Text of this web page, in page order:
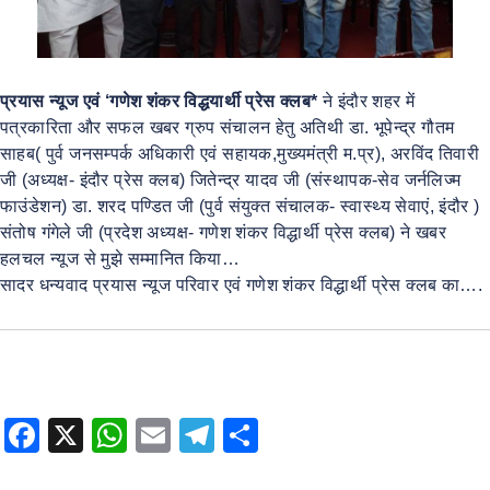
प्रयास न्यूज एवं ‘गणेश शंकर विद्धयार्थी प्रेस क्लब* ने इंदौर शहर में
पत्रकारिता और सफल खबर ग्रुप संचालन हेतु अतिथी डा. भूपेन्द्र गौतम
साहब( पुर्व जनसम्पर्क अधिकारी एवं सहायक,मुख्यमंत्री म.प्र), अरविंद तिवारी
जी (अध्यक्ष- इंदौर प्रेस क्लब) जितेन्द्र यादव जी (संस्थापक-सेव जर्नलिज्म
फाउंडेशन) डा. शरद पण्डित जी (पुर्व संयुक्त संचालक- स्वास्थ्य सेवाएं, इंदौर )
संतोष गंगेले जी (प्रदेश अध्यक्ष- गणेश शंकर विद्धार्थी प्रेस क्लब) ने खबर
हलचल न्यूज से मुझे सम्मानित किया…
सादर धन्यवाद प्रयास न्यूज परिवार एवं गणेश शंकर विद्धार्थी प्रेस क्लब का….
F
X
W
E
T